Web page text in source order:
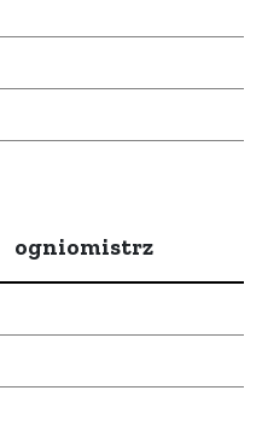
ogniomistrz